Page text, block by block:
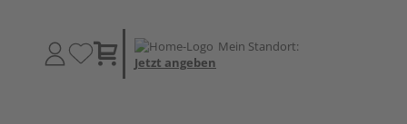
Mein Standort:
Jetzt angeben